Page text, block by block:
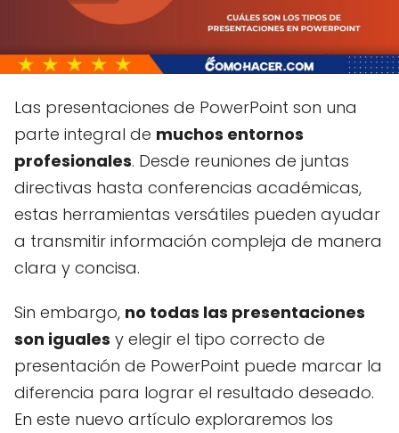
Las presentaciones de PowerPoint son una
parte integral de muchos entornos
profesionales. Desde reuniones de juntas
directivas hasta conferencias académicas,
estas herramientas versátiles pueden ayudar
a transmitir información compleja de manera
clara y concisa.
Sin embargo, no todas las presentaciones
son iguales y elegir el tipo correcto de
presentación de PowerPoint puede marcar la
diferencia para lograr el resultado deseado.
En este nuevo artículo exploraremos los